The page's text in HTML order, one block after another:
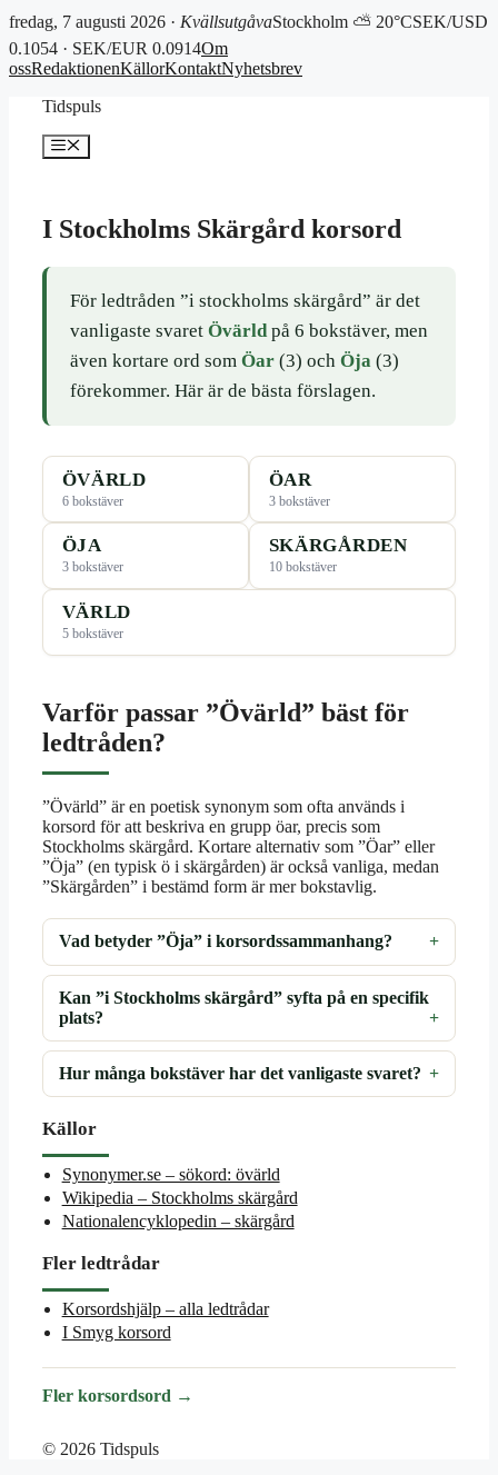
fredag, 7 augusti 2026 · KvällsutgåvaStockholm ⛅ 20°CSEK/USD
0.1054 · SEK/EUR 0.0914Om
ossRedaktionenKällorKontaktNyhetsbrev
Tidspuls
Meny
I Stockholms Skärgård korsord
För ledtråden ”i stockholms skärgård” är det
vanligaste svaret Övärldpå 6 bokstäver, men
även kortare ord som Öar(3) och Öja(3)
förekommer. Här är de bästa förslagen.
ÖVÄRLD
6 bokstäver
ÖAR
3 bokstäver
ÖJA
3 bokstäver
SKÄRGÅRDEN
10 bokstäver
VÄRLD
5 bokstäver
Varför passar ”Övärld” bäst för
ledtråden?
”Övärld” är en poetisk synonym som ofta används i
korsord för att beskriva en grupp öar, precis som
Stockholms skärgård. Kortare alternativ som ”Öar” eller
”Öja” (en typisk ö i skärgården) är också vanliga, medan
”Skärgården” i bestämd form är mer bokstavlig.
Vad betyder ”Öja” i korsordssammanhang?
Kan ”i Stockholms skärgård” syfta på en specifik
plats?
Hur många bokstäver har det vanligaste svaret?
Källor
Synonymer.se – sökord: övärld
Wikipedia – Stockholms skärgård
Nationalencyklopedin – skärgård
Fler ledtrådar
Korsordshjälp – alla ledtrådar
I Smyg korsord
Fler korsordsord →
© 2026 Tidspuls